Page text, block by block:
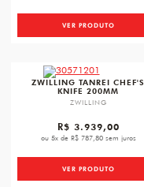
VER PRODUTO
ZWILLING TANREI CHEF'S
KNIFE 200MM
ZWILLING
R$ 3.939,00
ou 5x de R$ 787,80 sem juros
VER PRODUTO